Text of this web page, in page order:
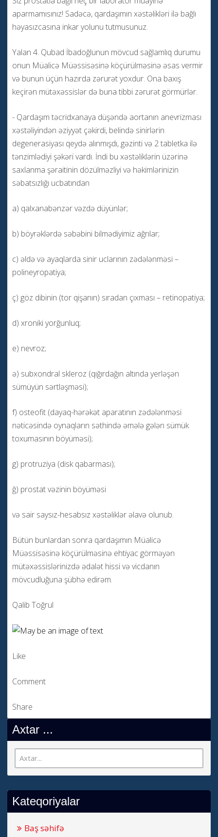
aparmamısınız! Sadəcə, qardaşımın xəstəlikləri ilə bağlı
həyasızcasına inkar yolunu tutmusunuz.
Yalan 4. Qubad İbadoğlunun mövcud sağlamlıq durumu
onun Müalicə Müəssisəsinə köçürülməsinə əsas vermir
və bunun üçün hazırda zərurət yoxdur. Ona baxış
keçirən mütəxəssislər də buna tibbi zərurət görmürlər.
- Qardaşım təcridxanaya düşəndə aortanın anevrizması
xəstəliyindən əziyyət çəkirdi, belində sinirlərin
degenerasiyası qeydə alınmışdı, gəzinti və 2 tabletka ilə
tənzimlədiyi şəkəri vardı. İndi bu xəstəliklərin üzərinə
saxlanma şəraitinin dözülməzliyi və həkimlərinizin
səbatsızlığı ucbatından
a) qalxanabənzər vəzdə düyünlər;
b) böyrəklərdə səbəbini bilmədiyimiz ağrılar;
c) əldə və ayaqlarda sinir uclarının zədələnməsi –
polineyropatiya;
ç) göz dibinin (tor qişanın) sıradan çıxması – retinopatiya;
d) xroniki yorğunluq;
e) nevroz;
ə) subxondral skleroz (qığırdağın altında yerləşən
sümüyün sərtləşməsi);
f) osteofit (dayaq-hərəkət aparatının zədələnməsi
nəticəsində oynaqların səthində əmələ gələn sümük
toxumasının böyüməsi);
g) protruziya (disk qabarması);
ğ) prostat vəzinin böyüməsi
və sair saysız-hesabsız xəstəliklər əlavə olunub.
Bütün bunlardan sonra qardaşımın Müalicə
Müəssisəsinə köçürülməsinə ehtiyac görməyən
mütəxəssislərinizdə ədalət hissi və vicdanın
mövcudluğuna şübhə edirəm.
Qalib Toğrul
Like
Comment
Share
Axtar ...
Kateqoriyalar
Baş səhifə